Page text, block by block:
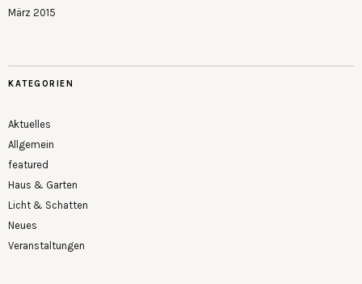
März 2015
KATEGORIEN
Aktuelles
Allgemein
featured
Haus & Garten
Licht & Schatten
Neues
Veranstaltungen